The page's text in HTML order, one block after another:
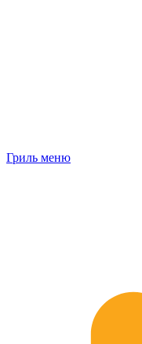
Гриль меню